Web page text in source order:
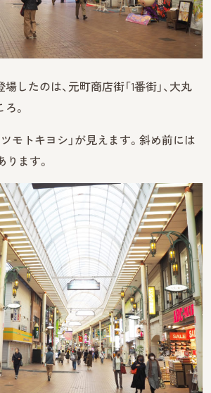
したのは、元町商店街「1番街」、大丸
。
モトキヨシ」が見えます。斜め前には
ります。